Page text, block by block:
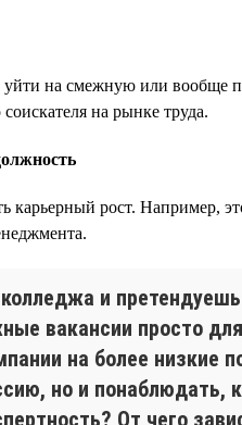
на смежную или вообще
на рынке труда.
карьерный рост. Например,
и
вакансии просто
на более низкие
но и понаблюдать,
От чего